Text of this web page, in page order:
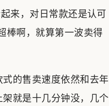
来，对日常款还是认可
棒啊，就算第一波卖得
的售卖速度依然和去年
就是十几分钟没，几个